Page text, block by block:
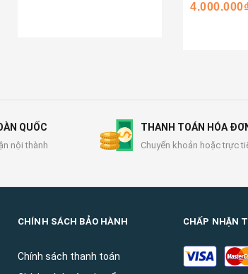
QUỐC
nội thành
THANH TOÁN HÓA
Chuyển khoản hoặc trực
CHÍNH SÁCH BẢO HÀNH
Chính sách thanh toán
CHẤP NHẬN